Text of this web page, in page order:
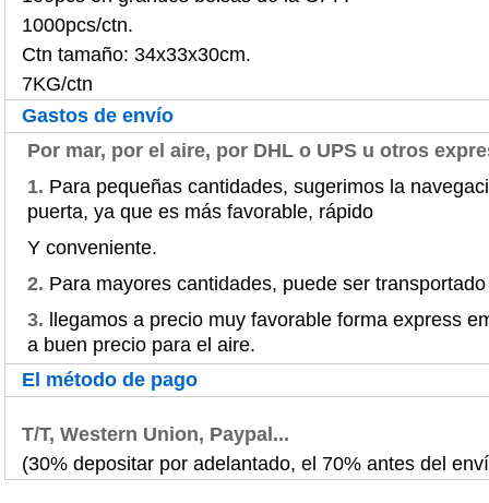
1000pcs/ctn.
Ctn tamaño: 34x33x30cm.
7KG/ctn
Gastos de envío
Por mar, por el aire, por DHL o UPS u otros
1. Para pequeñas cantidades, sugerimos la
puerta, ya que es más favorable, rápido
Y conveniente.
2. Para mayores cantidades, puede ser
3.
llegamos a precio muy favorable forma express
a buen precio para el aire.
El método de pago
T/T, Western Union, Paypal...
(30% depositar por adelantado, el 70% antes del